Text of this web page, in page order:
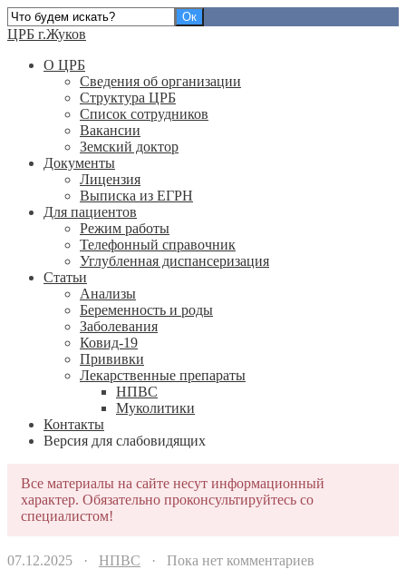
ЦРБ г.Жуков
О ЦРБ
Сведения об организации
Структура ЦРБ
Список сотрудников
Вакансии
Земский доктор
Документы
Лицензия
Выписка из ЕГРН
Для пациентов
Режим работы
Телефонный справочник
Углубленная диспансеризация
Статьи
Анализы
Беременность и роды
Заболевания
Ковид-19
Прививки
Лекарственные препараты
НПВС
Муколитики
Контакты
Версия для слабовидящих
Все материалы на сайте несут информационный
характер. Обязательно проконсультируйтесь со
специалистом!
07.12.2025 · НПВС · Пока нет комментариев